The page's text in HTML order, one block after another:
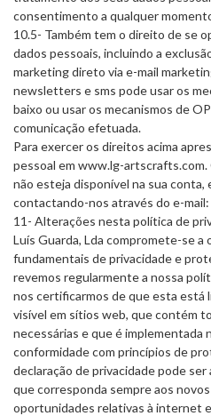
consentimento a qualquer
10.5- Também tem o direito de se
dados pessoais, incluindo a
marketing direto via e-mail
newsletters e sms pode usar os
baixo ou usar os mecanismos de
comunicação efetuada.
Para exercer os direitos acima
pessoal em www.lg-
não esteja disponível na sua conta,
contactando-nos através do e-
11- Alterações nesta política de
Luís Guarda, Lda compromete-se a
fundamentais de privacidade e
revemos regularmente a nossa
nos certificarmos de que esta está
visível em sítios web, que contém
necessárias e que é implementada
conformidade com princípios de
declaração de privacidade pode
que corresponda sempre aos
oportunidades relativas à internet